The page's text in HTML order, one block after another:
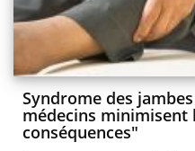
Syndrome des
médecins minimisent
conséquences"